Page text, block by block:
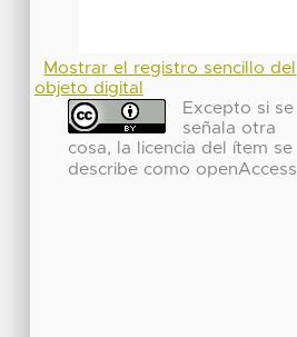
Mostrar el registro sencillo del
objeto digital
Excepto si se
señala otra
cosa, la licencia del ítem se
describe como openAccess